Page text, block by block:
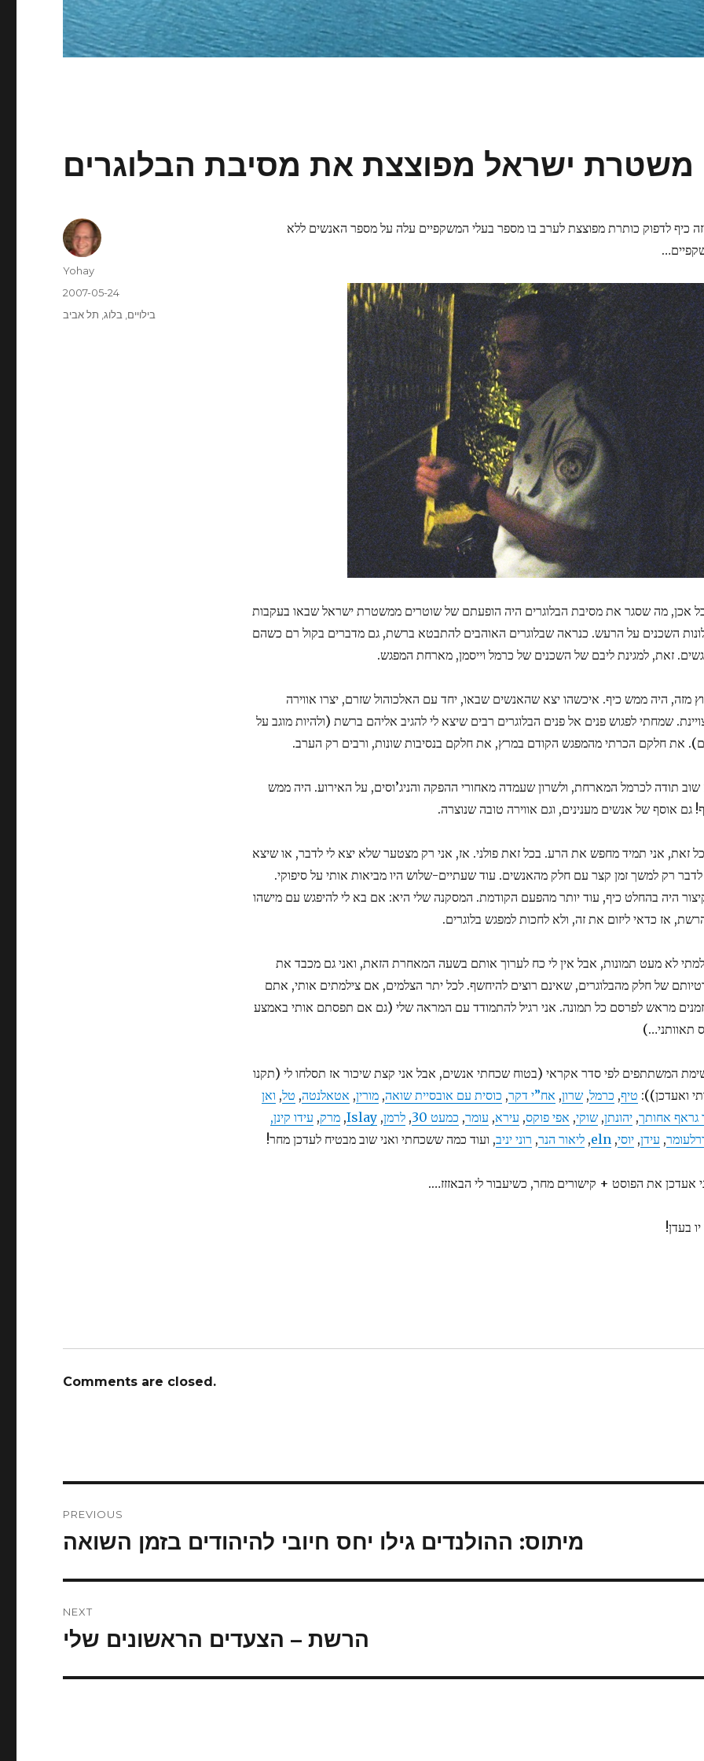
משטרת ישראל מפוצצת את מסיבת הבלוגרים
כיף לדפוק כותרת מפוצצת לערב בו מספר בעלי המשקפיים עלה על מספר האנשים ללא
אכן, מה שסגר את מסיבת הבלוגרים היה הופעתם של שוטרים ממשטרת ישראל שבאו בעקבות
השכנים על הרעש. כנראה שבלוגרים האוהבים להתבטא ברשת, גם מדברים בקול רם כשהם
זאת, למגינת ליבם של השכנים של כרמל וייסמן, מארחת המפגש.
מזה, היה ממש כיף. איכשהו יצא שהאנשים שבאו, יחד עם האלכוהול שזרם, יצרו אווירה
שמחתי לפגוש פנים אל פנים הבלוגרים רבים שיצא לי להגיב אליהם ברשת (ולהיות מוגב על
את חלקם הכרתי מהמפגש הקודם במרץ, את חלקם בנסיבות שונות, ורבים רק הערב.
שוב תודה לכרמל המארחת, ולשרון שעמדה מאחורי ההפקה והניג’וסים, על האירוע. היה ממש
גם אוסף של אנשים מענינים, וגם אווירה טובה שנוצרה.
זאת, אני תמיד מחפש את הרע. בכל זאת פולני. אז, אני רק מצטער שלא יצא לי לדבר, או שיצא
לדבר רק למשך זמן קצר עם חלק מהאנשים. עוד שעתיים-שלוש היו מביאות אותי על סיפוקי.
היה בהחלט כיף, עוד יותר מהפעם הקודמת. המסקנה שלי היא: אם בא לי להיפגש עם מישהו
אז כדאי ליזום את זה, ולא לחכות למפגש בלוגרים.
לא מעט תמונות, אבל אין לי כח לערוך אותם בשעה המאחרת הזאת, ואני גם מכבד את
של חלק מהבלוגרים, שאינם רוצים להיחשף. לכל יתר הצלמים, אם צילמתים אותי, אתם
מראש לפרסם כל תמונה. אני רגיל להתמודד עם המראה שלי (גם אם תפסתם אותי באמצע
תאוותני…)
המשתתפים לפי סדר אקראי (בטוח שכחתי אנשים, אבל אני קצת שיכור אז תסלחו לי (תקנו
ואעדכן)): טיף, כרמל,שרון, אח”י דקר, כוסית עם אובסיית שואה,מורין, אטאלנטה, טל, ואן
גראף אחותך,יהונתן,שוקי, אפי פוקס, עירא, עומר, כמעט 30 ,לרמן,
Islay
,מרק, עידו קינן,
, עידן,יוסי,
eln
,ליאור הנר, רוני יניב, ועוד כמה ששכחתי ואני שוב מבטיח לעדכן מחר!
אעדכן את הפוסט + קישורים מחר, כשיעבור לי הבאזזז….
בעדן!
Author
Yohay
Posted
2007-05-24
Categories
בילויים בלוג, תל אביב
Comments are closed.
navigation
PREVIOUS
Previous
מיתוס: ההולנדים גילו יחס חיובי להיהודים בזמן השואה
NEXT
Next
הרשת – הצעדים הראשונים שלי